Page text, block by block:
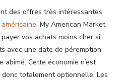
des offres très intéressantes
. My American Market
vos achats moins cher si
avec une date de péremption
Cette économie n’est
totalement optionnelle. Les